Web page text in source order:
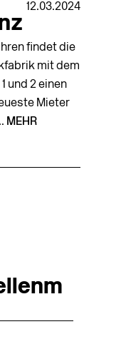
12.03.2024
findet die
mit dem
und 2 einen
Mieter
MEHR